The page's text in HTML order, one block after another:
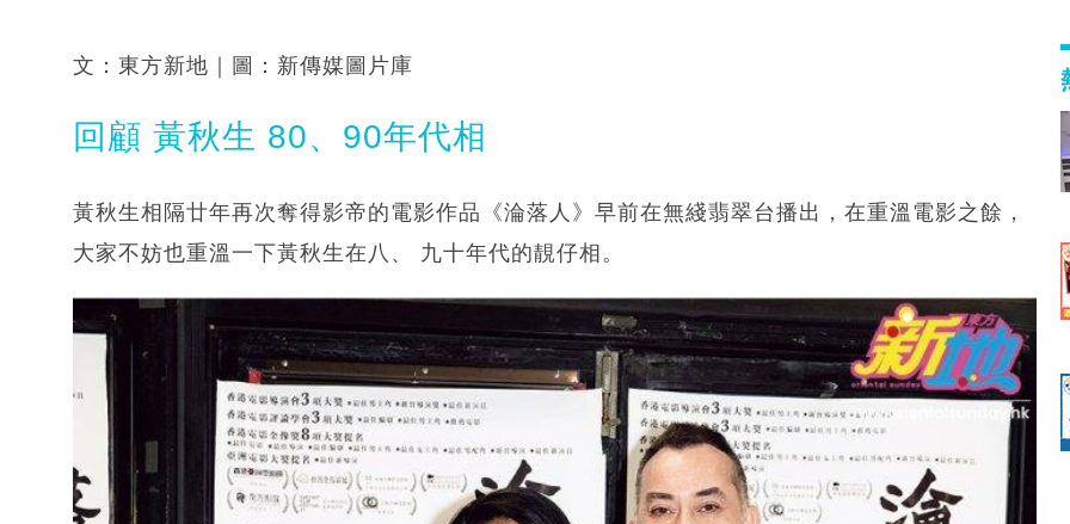
文：東方新地｜圖：新傳媒圖片庫
回顧 黃秋生 80、90年代相
黃秋生相隔廿年再次奪得影帝的電影作品《淪落人》早前在無綫翡翠台播出，在重溫電影之餘，
大家不妨也重溫一下黃秋生在八、 九十年代的靚仔相。